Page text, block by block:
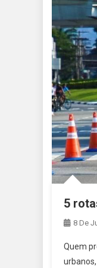
5
8 De
Quem